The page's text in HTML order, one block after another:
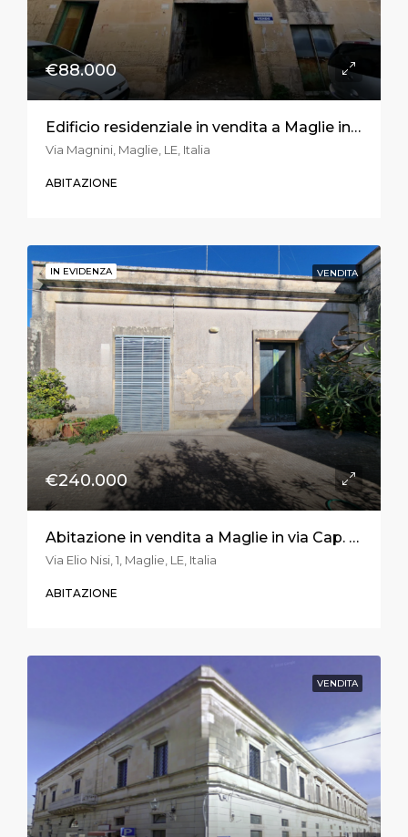
€88.000
Edificio residenziale in vendita a Maglie in via Magnini
Via Magnini, Maglie, LE, Italia
ABITAZIONE
IN EVIDENZA VENDITA
€240.000
Abitazione in vendita a Maglie in via Cap. Elio Nisi
Via Elio Nisi, 1, Maglie, LE, Italia
ABITAZIONE
VENDITA